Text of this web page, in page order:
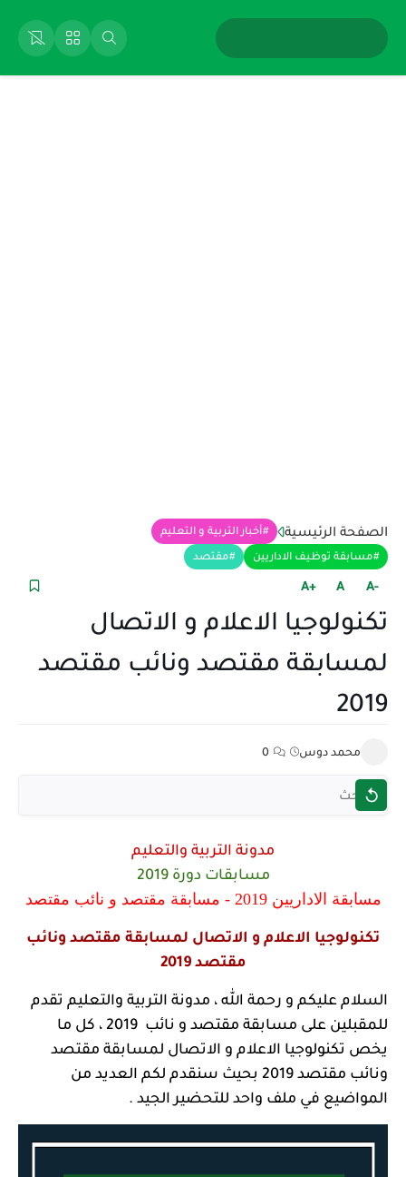
الصفحة الرئيسية أخبار التربية و التعليم
مسابقة توظيف الاداريين مقتصد
+A A -A
تكنولوجيا الاعلام و الاتصال
لمسابقة مقتصد ونائب مقتصد
2019
محمد دوس 0
مدونة التربية والتعليم
مسابقات دورة 2019
مسابقة الاداريين 2019 - مسابقة مقتصد و نائب مقتصد
تكنولوجيا الاعلام و الاتصال لمسابقة مقتصد ونائب
مقتصد 2019
السلام عليكم و رحمة الله ، مدونة التربية والتعليم تقدم
للمقبلين على مسابقة مقتصد و نائب 2019 ، كل ما
يخص تكنولوجيا الاعلام و الاتصال لمسابقة مقتصد
ونائب مقتصد 2019 بحيث سنقدم لكم العديد من
المواضيع في ملف واحد للتحضير الجيد .